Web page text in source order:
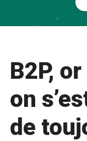
B2P,
on
de